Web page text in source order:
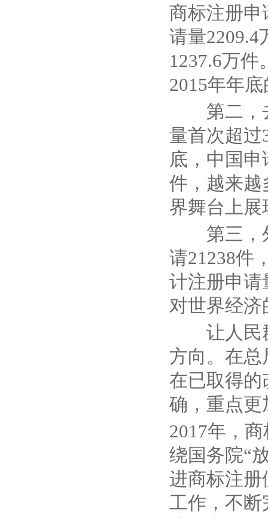
商标注册申
请量2209.4
1237.6万件
2015年年底
第二，
量首次超过
底，中国
件，越来越
界舞台上展
第三，
请21238件
计注册申请
对世界经
让人民
方向。在
在已取得的
确，重点更
2017年，
绕国务院“
进商标注册
工作，不断